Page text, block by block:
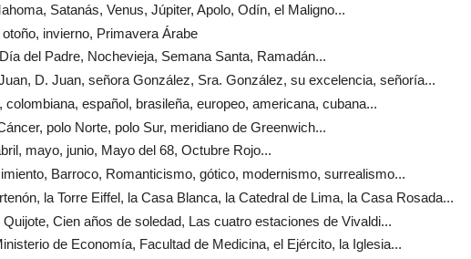
Satanás, Venus, Júpiter, Apolo, Odín, el Maligno...
invierno, Primavera Árabe
del Padre, Nochevieja, Semana Santa, Ramadán...
D. Juan, señora González, Sra. González, su excelencia, señoría...
español, brasileña, europeo, americana, cubana...
polo Norte, polo Sur, meridiano de Greenwich...
mayo, junio, Mayo del 68, Octubre Rojo...
Barroco, Romanticismo, gótico, modernismo, surrealismo...
la Torre Eiffel, la Casa Blanca, la Catedral de Lima, la Casa Rosada...
Quijote, Cien años de soledad, Las cuatro estaciones de Vivaldi...
de Economía, Facultad de Medicina, el Ejército, la Iglesia...